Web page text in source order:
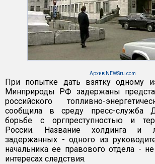
Архив NEWSru.com
При попытке дать взятку одному
Минприроды РФ задержаны
российского топливно-
сообщила в среду пресс-служба
борьбе с оргпреступностью и
России. Название холдинга и
задержанных - одного из
начальника ее правового отдела -
интересах следствия.